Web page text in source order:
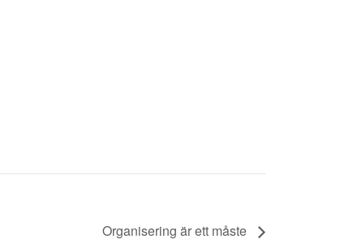
Organisering är ett måste